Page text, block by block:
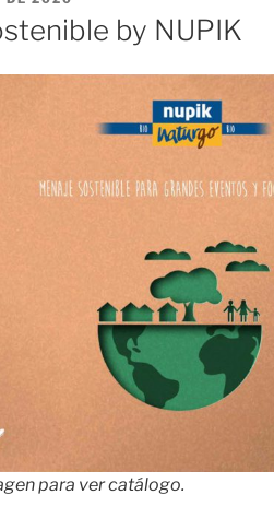
by NUPIK
para ver catálogo.